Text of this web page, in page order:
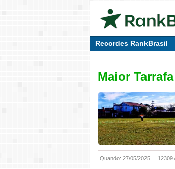
Recordes RankBrasil
Maior
Quando: 27/05/2025 12309